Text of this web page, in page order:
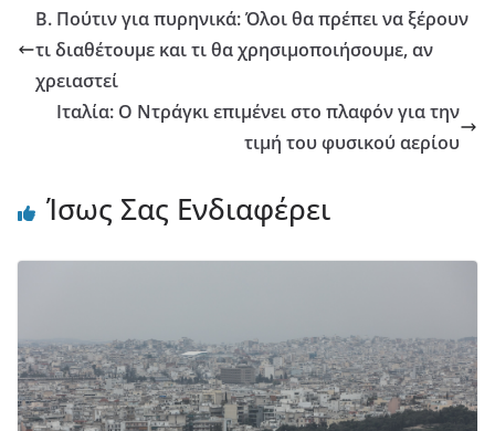
Β. Πούτιν για πυρηνικά: Όλοι θα πρέπει να ξέρουν
τι διαθέτουμε και τι θα χρησιμοποιήσουμε, αν
χρειαστεί
Ιταλία: Ο Ντράγκι επιμένει στο πλαφόν για την
τιμή του φυσικού αερίου
Ίσως Σας Ενδιαφέρει